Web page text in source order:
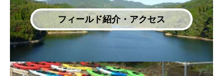
フィールド紹介・アクセス